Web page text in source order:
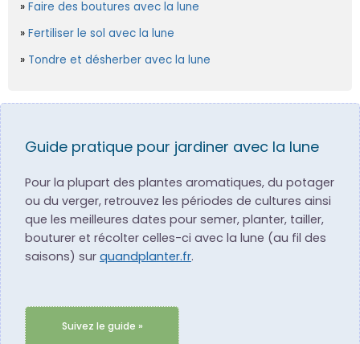
Faire des boutures avec la lune
Fertiliser le sol avec la lune
Tondre et désherber avec la lune
Guide pratique pour jardiner avec la lune
Pour la plupart des plantes aromatiques, du potager
ou du verger, retrouvez les périodes de cultures ainsi
que les meilleures dates pour semer, planter, tailler,
bouturer et récolter celles-ci avec la lune (au fil des
saisons) sur quandplanter.fr.
Suivez le guide »